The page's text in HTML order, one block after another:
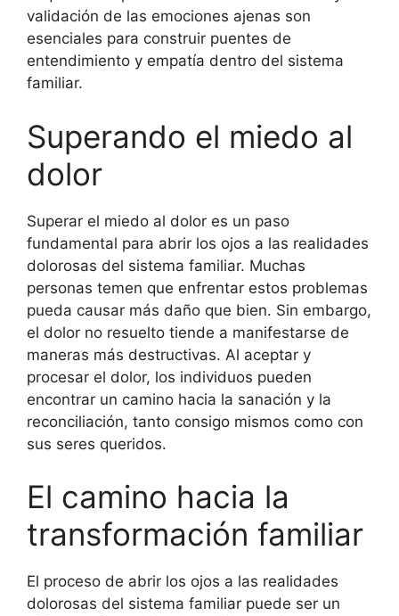
validación de las emociones ajenas son
esenciales para construir puentes de
entendimiento y empatía dentro del sistema
familiar.
Superando el miedo al
dolor
Superar el miedo al dolor es un paso
fundamental para abrir los ojos a las realidades
dolorosas del sistema familiar. Muchas
personas temen que enfrentar estos problemas
pueda causar más daño que bien. Sin embargo,
el dolor no resuelto tiende a manifestarse de
maneras más destructivas. Al aceptar y
procesar el dolor, los individuos pueden
encontrar un camino hacia la sanación y la
reconciliación, tanto consigo mismos como con
sus seres queridos.
El camino hacia la
transformación familiar
El proceso de abrir los ojos a las realidades
dolorosas del sistema familiar puede ser un